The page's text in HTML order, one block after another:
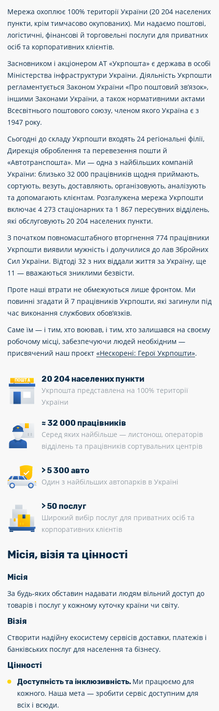
Мережа охоплює 100% території України (20 204 населених
пункти, крім тимчасово окупованих). Ми надаємо поштові,
логістичні, фінансові й торговельні послуги для приватних
осіб та корпоративних клієнтів.
Засновником і акціонером АТ «Укрпошта» є держава в особі
Міністерства інфраструктури України. Діяльність Укрпошти
регламентується Законом України «Про поштовий зв’язок»,
іншими Законами України, а також нормативними актами
Всесвітнього поштового союзу, членом якого Україна є з
1947 року.
Сьогодні до складу Укрпошти входять 24 регіональні філії,
Дирекція оброблення та перевезення пошти й
«Автотранспошта». Ми — одна з найбільших компаній
України: близько 32 000 працівників щодня приймають,
сортують, везуть, доставляють, організовують, аналізують
та допомагають клієнтам. Розгалужена мережа Укрпошти
включає 4 273 стаціонарних та 1 867 пересувних відділень,
які обслуговують 20 204 населених пункти.
З початком повномасштабного вторгнення 774 працівники
Укрпошти виявили мужність і долучилися до лав Збройних
Сил України. Відтоді 32 з них віддали життя за Україну, ще
11 — вважаються зниклими безвісти.
Проте наші втрати не обмежуються лише фронтом. Ми
повинні згадати й 7 працівників Укрпошти, які загинули під
час виконання службових обов’язків.
Саме їм — і тим, хто воював, і тим, хто залишався на своєму
робочому місці, забезпечуючи людей необхідним —
присвячений наш проєкт «Нескорені: Герої Укрпошти».
ПОШТА
20 204 населених пункти
Укрпошта представлена на 100% території
України
≈ 32 000 працівників
Серед яких найбільше — листонош, операторів
відділень та працівників сортувальних центрів
> 5 300 авто
Один з найбільших автопарків в Україні
> 50 послуг
Широкий вибір послуг для приватних осіб та
корпоративних клієнтів
Місія, візія та цінності
Місія
За будь-яких обставин надавати людям вільний доступ до
товарів і послуг у кожному куточку країни чи світу.
Візія
Створити надійну екосистему сервісів доставки, платежів і
банківських послуг для населення та бізнесу.
Цінності
Доступність та інклюзивність. Ми працюємо для
кожного. Наша мета — зробити сервіс доступним для
всіх і всюди.